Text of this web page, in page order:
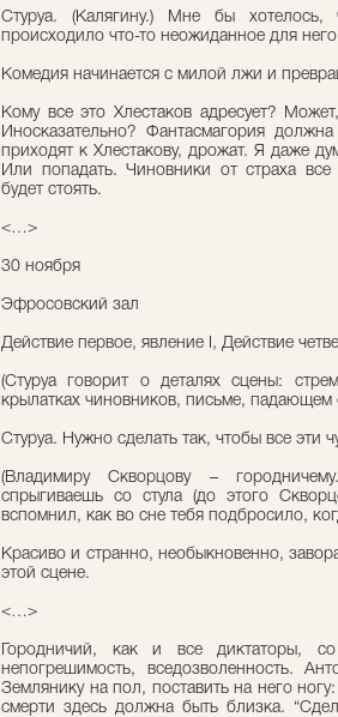
Стуруа. (Калягину.) Мне бы
происходило что-то неожиданное для
Комедия начинается с милой лжи и
Кому все это Хлестаков адресует?
Иносказательно? Фантасмагория
приходят к Хлестакову, дрожат. Я даже
Или попадать. Чиновники от страха
будет стоять.
<…>
30 ноября
Эфросовский зал
Действие первое, явление I, Действие
(Стуруа говорит о деталях сцены:
крылатках чиновников, письме, падающем
Стуруа. Нужно сделать так, чтобы все эти
(Владимиру Скворцову –
спрыгиваешь со стула (до этого
вспомнил, как во сне тебя подбросило,
Красиво и странно, необыкновенно,
этой сцене.
<…>
Городничий, как и все диктаторы,
непогрешимость, вседозволенность.
Землянику на пол, поставить на него
смерти здесь должна быть близка.